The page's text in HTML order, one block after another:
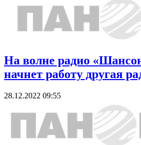
На волне радио
начнет работу другая
28.12.2022 09:55